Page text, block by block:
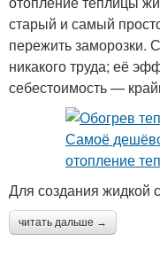
старый и самый
пережить заморозки.
никакого труда; её
себестоимость —
Для создания жидкой
читать дальше →